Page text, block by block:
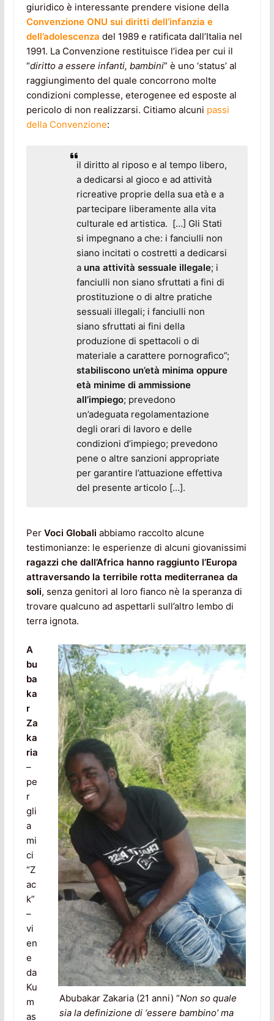
giuridico è interessante prendere visione della
Convenzione ONU sui diritti dell’infanzia e
dell’adolescenza del 1989 e ratificata dall’Italia nel
1991. La Convenzione restituisce l’idea per cui il
“diritto a essere infanti, bambini” è uno ‘status’ al
raggiungimento del quale concorrono molte
condizioni complesse, eterogenee ed esposte al
pericolo di non realizzarsi. Citiamo alcuni passi
della Convenzione:
il diritto al riposo e al tempo libero,
a dedicarsi al gioco e ad attività
ricreative proprie della sua età e a
partecipare liberamente alla vita
culturale ed artistica. […] Gli Stati
si impegnano a che: i fanciulli non
siano incitati o costretti a dedicarsi
a una attività sessuale illegale; i
fanciulli non siano sfruttati a fini di
prostituzione o di altre pratiche
sessuali illegali; i fanciulli non
siano sfruttati ai fini della
produzione di spettacoli o di
materiale a carattere pornografico”;
stabiliscono un’età minima oppure
età minime di ammissione
all’impiego; prevedono
un’adeguata regolamentazione
degli orari di lavoro e delle
condizioni d’impiego; prevedono
pene o altre sanzioni appropriate
per garantire l’attuazione effettiva
del presente articolo […].
Per Voci Globali abbiamo raccolto alcune
testimonianze: le esperienze di alcuni giovanissimi
ragazzi che dall’Africa hanno raggiunto l’Europa
attraversando la terribile rotta mediterranea da
soli, senza genitori al loro fianco nè la speranza di
trovare qualcuno ad aspettarli sull’altro lembo di
terra ignota.
Abubakar Zakaria (21 anni) “Non so quale
sia la definizione di ‘essere bambino’ ma
A
bu
ba
ka
r
Za
ka
ria
–
pe
r
gli
a
mi
ci
“Z
ac
k”
–
vi
en
e
da
Ku
m
as